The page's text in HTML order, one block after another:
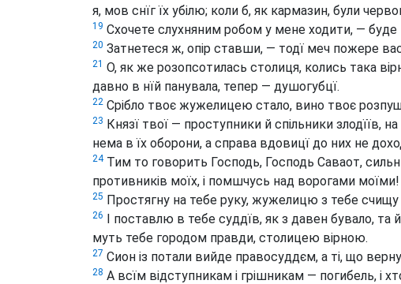
я, мов снїг їх убілю; коли б, як кармазин, були
19 Схочете слухняним робом у мене ходити, — буде
20 Затнетеся ж, опір ставши, — тодї меч пожере
21 О, як же розопсотилась столиця, колись така
давно в нїй панувала, тепер — душогубцї.
22 Срібло твоє жужелицею стало, вино твоє
23 Князї твої — проступники й спільники злодїїв,
нема в їх оборони, а справа вдовицї до них не
24Тим то говорить Господь, Господь Саваот,
противників моїх, і помшчусь над ворогами моїми!
25 Простягну на тебе руку, жужелицю з тебе счищу
26 І поставлю в тебе суддїв, як з давен бувало, та
муть тебе городом правди, столицею вірною.
27 Сион із потали вийде правосуддєм, а ті, що
28 А всїм відступникам і грішникам — погибель, і